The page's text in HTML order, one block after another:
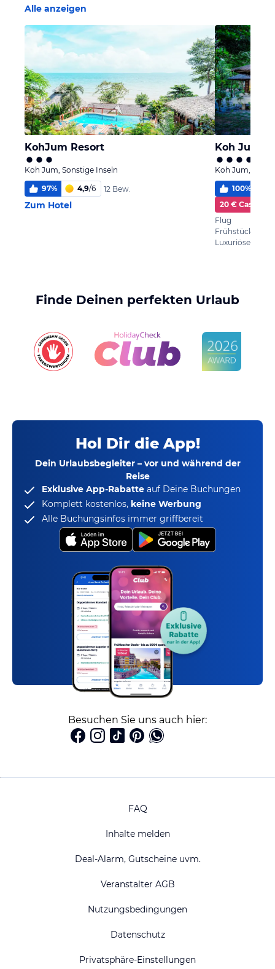
Alle anzeigen
KohJum Resort
Koh Jum, Sonstige Inseln
97% 4,9/6 12 Bew.
Zum Hotel
Koh Jum
Koh Jum,
100%
20 € Cashback
Flug
Frühstück
Finde Deinen perfekten Urlaub
Hol Dir die App!
Dein Urlaubsbegleiter – vor und während der
Reise
Exklusive App-Rabatte auf Deine Buchungen
Komplett kostenlos, keine Werbung
Alle Buchungsinfos immer griffbereit
Besuchen Sie uns auch hier:
FAQ
Inhalte melden
Deal-Alarm, Gutscheine uvm.
Veranstalter AGB
Nutzungsbedingungen
Datenschutz
Privatsphäre-Einstellungen